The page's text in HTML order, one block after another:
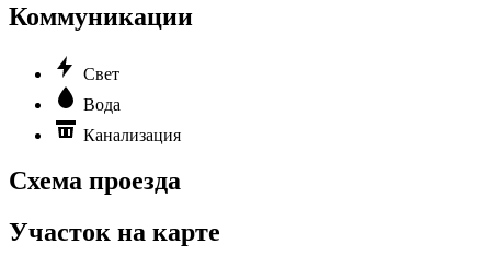
Коммуникации
Свет
Вода
Канализация
Схема проезда
Участок на карте